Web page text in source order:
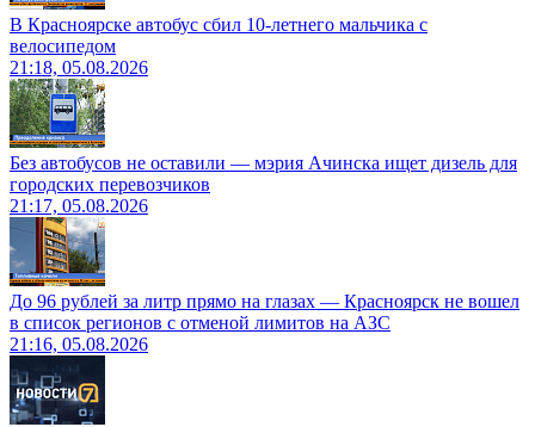
В Красноярске автобус сбил 10-летнего мальчика с
велосипедом
21:18, 05.08.2026
Без автобусов не оставили — мэрия Ачинска ищет дизель для
городских перевозчиков
21:17, 05.08.2026
До 96 рублей за литр прямо на глазах — Красноярск не вошел
в список регионов с отменой лимитов на АЗС
21:16, 05.08.2026